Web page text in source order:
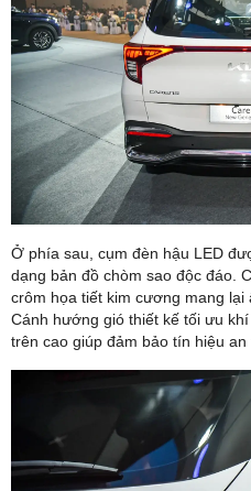
Ở phía sau, cụm đèn hậu LED
dạng bản đồ chòm sao độc đáo.
crôm họa tiết kim cương mang
Cánh hướng gió thiết kế tối ưu
trên cao giúp đảm bảo tín hiệu